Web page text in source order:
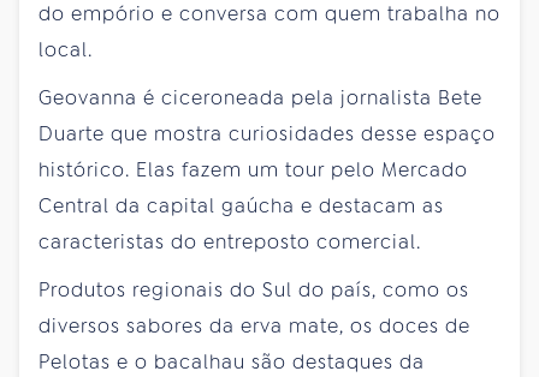
do empório e conversa com quem trabalha no
local.
Geovanna é ciceroneada pela jornalista Bete
Duarte que mostra curiosidades desse espaço
histórico. Elas fazem um tour pelo Mercado
Central da capital gaúcha e destacam as
caracteristas do entreposto comercial.
Produtos regionais do Sul do país, como os
diversos sabores da erva mate, os doces de
Pelotas e o bacalhau são destaques da